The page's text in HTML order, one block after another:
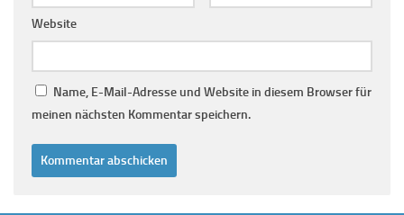
Website
Name, E-Mail-Adresse und Website in diesem Browser für
meinen nächsten Kommentar speichern.